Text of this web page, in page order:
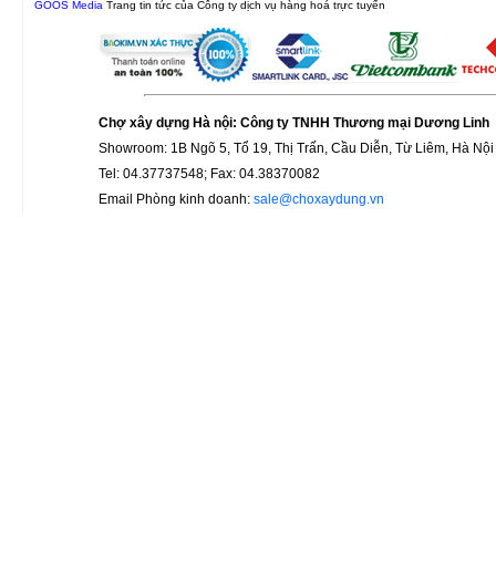
GOOS Media Trang tin tức của Công ty dịch vụ hàng hoá trực tuyến
Chợ xây dựng Hà nội: Công ty TNHH Thương mại Dương Linh
Showroom: 1B Ngõ 5, Tổ 19, Thị Trấn, Cầu Diễn, Từ Liêm, Hà Nội
Tel: 04.37737548; Fax: 04.38370082
Email Phòng kinh doanh: sale@choxaydung.vn